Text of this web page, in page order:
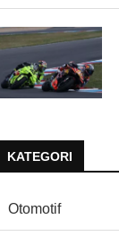
KATEGORI
Otomotif